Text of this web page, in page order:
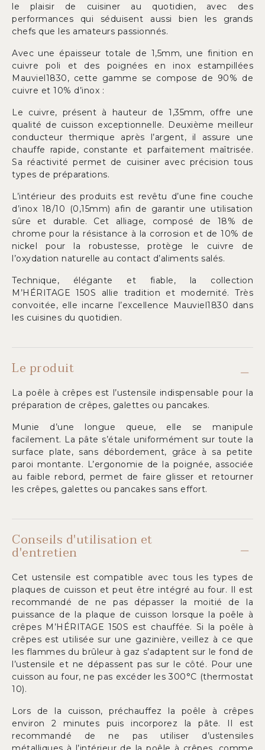
le plaisir de cuisiner au quotidien, avec des
performances qui séduisent aussi bien les grands
chefs que les amateurs passionnés.
Avec une épaisseur totale de 1,5mm, une finition en
cuivre poli et des poignées en inox estampillées
Mauviel1830, cette gamme se compose de 90% de
cuivre et 10% d’inox :
Le cuivre, présent à hauteur de 1,35mm, offre une
qualité de cuisson exceptionnelle. Deuxième meilleur
conducteur thermique après l’argent, il assure une
chauffe rapide, constante et parfaitement maîtrisée.
Sa réactivité permet de cuisiner avec précision tous
types de préparations.
L’intérieur des produits est revêtu d’une fine couche
d’inox 18/10 (0,15mm) afin de garantir une utilisation
sûre et durable. Cet alliage, composé de 18% de
chrome pour la résistance à la corrosion et de 10% de
nickel pour la robustesse, protège le cuivre de
l’oxydation naturelle au contact d’aliments salés.
Technique, élégante et fiable, la collection
M’HÉRITAGE 150S allie tradition et modernité. Très
convoitée, elle incarne l’excellence Mauviel1830 dans
les cuisines du quotidien.
Le produit
La poêle à crêpes est l’ustensile indispensable pour la
préparation de crêpes, galettes ou pancakes.
Munie d’une longue queue, elle se manipule
facilement. La pâte s’étale uniformément sur toute la
surface plate, sans débordement, grâce à sa petite
paroi montante. L’ergonomie de la poignée, associée
au faible rebord, permet de faire glisser et retourner
les crêpes, galettes ou pancakes sans effort.
Conseils d'utilisation et
d'entretien
Cet ustensile est compatible avec tous les types de
plaques de cuisson et peut être intégré au four. Il est
recommandé de ne pas dépasser la moitié de la
puissance de la plaque de cuisson lorsque la poêle à
crêpes M’HÉRITAGE 150S est chauffée. Si la poêle à
crêpes est utilisée sur une gazinière, veillez à ce que
les flammes du brûleur à gaz s’adaptent sur le fond de
l’ustensile et ne dépassent pas sur le côté. Pour une
cuisson au four, ne pas excéder les 300°C (thermostat
10).
Lors de la cuisson, préchauffez la poêle à crêpes
environ 2 minutes puis incorporez la pâte. Il est
recommandé de ne pas utiliser d’ustensiles